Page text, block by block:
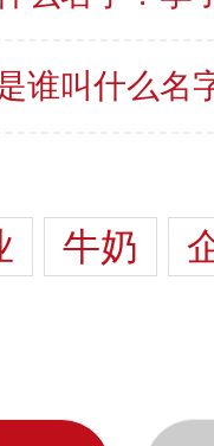
什么名字？三
牛奶